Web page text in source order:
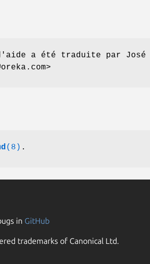
a été traduite par José
(8) .
in GitHub
trademarks of Canonical Ltd.